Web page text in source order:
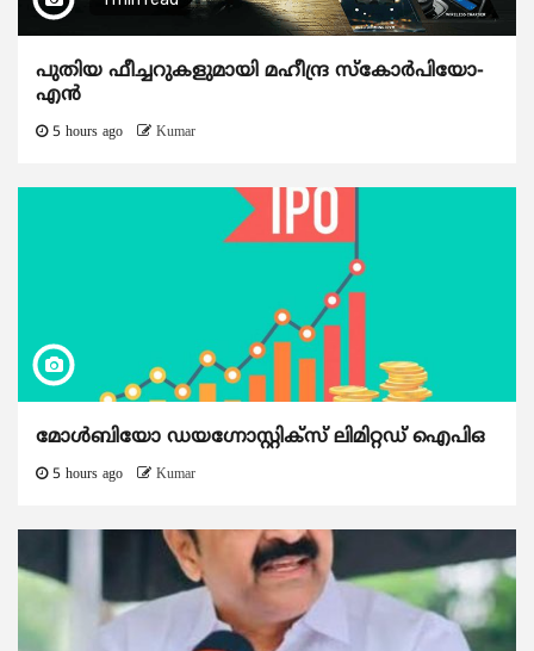
പുതിയ ഫീച്ചറുകളുമായി മഹീന്ദ്ര സ്കോർപിയോ-
എൻ
5 hours ago Kumar
മോൾബിയോ ഡയഗ്നോസ്റ്റിക്സ് ലിമിറ്റഡ് ഐപിഒ
5 hours ago Kumar